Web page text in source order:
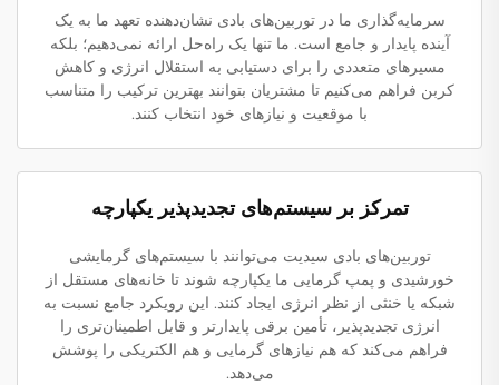
سرمایه‌گذاری ما در توربین‌های بادی نشان‌دهنده تعهد ما به یک
آینده پایدار و جامع است. ما تنها یک راه‌حل ارائه نمی‌دهیم؛ بلکه
مسیرهای متعددی را برای دستیابی به استقلال انرژی و کاهش
کربن فراهم می‌کنیم تا مشتریان بتوانند بهترین ترکیب را متناسب
با موقعیت و نیازهای خود انتخاب کنند.
تمرکز بر سیستم‌های تجدیدپذیر یکپارچه
توربین‌های بادی سیدیت می‌توانند با سیستم‌های گرمایشی
خورشیدی و پمپ گرمایی ما یکپارچه شوند تا خانه‌های مستقل از
شبکه یا خنثی از نظر انرژی ایجاد کنند. این رویکرد جامع نسبت به
انرژی تجدیدپذیر، تأمین برقی پایدارتر و قابل اطمینان‌تری را
فراهم می‌کند که هم نیازهای گرمایی و هم الکتریکی را پوشش
می‌دهد.